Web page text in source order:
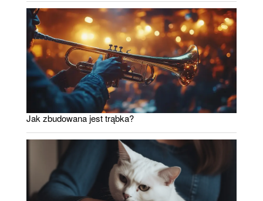
Jak zbudowana jest trąbka?